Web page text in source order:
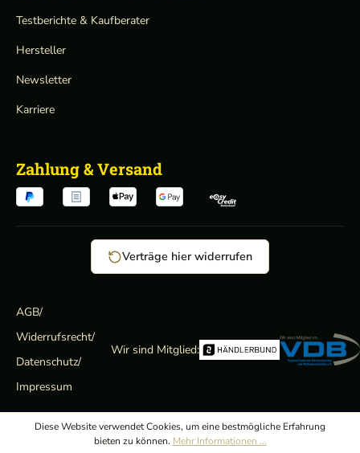
Testberichte & Kaufberater
Hersteller
Newsletter
Karriere
Zahlung & Versand
Verträge hier widerrufen
AGB/
Widerrufsrecht/
Datenschutz/
Impressum
Wir sind Mitglied:
Diese Website verwendet Cookies, um eine bestmögliche Erfahrung
bieten zu können. Mehr Informationen ...